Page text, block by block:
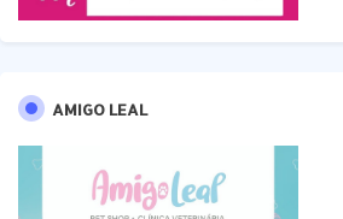
AMIGO LEAL